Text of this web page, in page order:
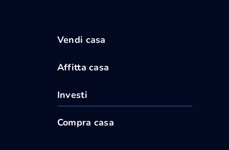
Vendi casa
Affitta casa
Investi
Compra casa